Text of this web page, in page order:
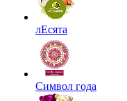
лЕсята
Символ года